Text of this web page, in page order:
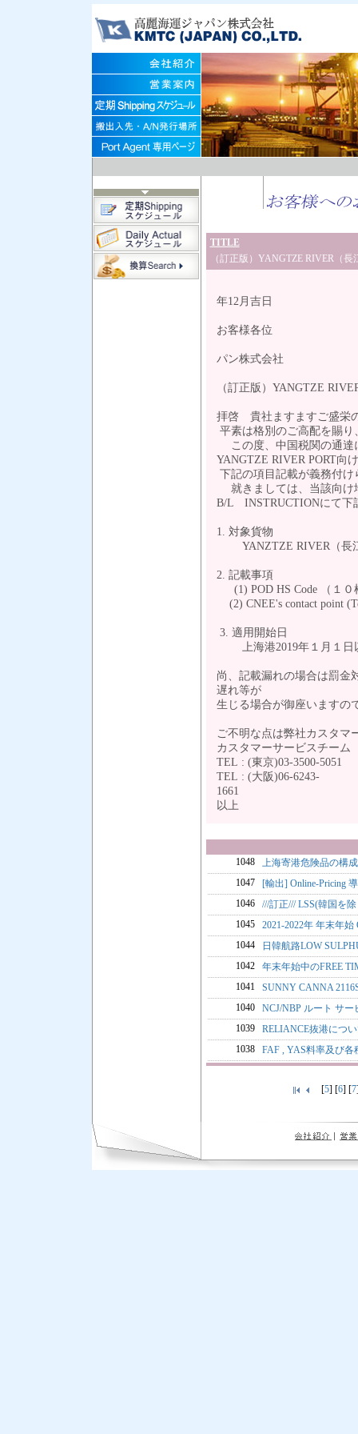
TITLE
（訂正版）YANGTZE RIVER（
年12月吉日
お客様各位
パン株式会社
（訂正版）YANGTZE
拝啓 貴社ますますご盛栄
平素は格別のご高配を賜
この度、中国税関の通達
YANGTZE RIVER PORT向
下記の項目記載が義務付け
就きましては、当該向け
B/L INSTRUCTIONにて下
1. 対象貨物
YANZTZE RIVER（長江
2. 記載事項
(1) POD HS Code （１０
(2) CNEE's contact point
3. 適用開始日
上海港2019年１月１日
尚、記載漏れの場合は罰金
遅れ等が
生じる場合が御座いますの
ご不明な点は弊社カスタマ
カスタマーサービスチー
TEL : (東京)03-3500-5051
TEL : (大阪)06-6243-
以上
1048
上海寄港危険品の構
1047
[輸出] Online-Pricing
1046
///訂正/// LSS(韓国を
1045
2021-2022年 年末年
1044
日韓航路LOW
1042
年末年始中のFREE
1041
SUNNY CANNA
1040
NCJ/NBP ルート サ
1039
RELIANCE抜港につ
1038
FAF , YAS料率及び
[5] [6] [7